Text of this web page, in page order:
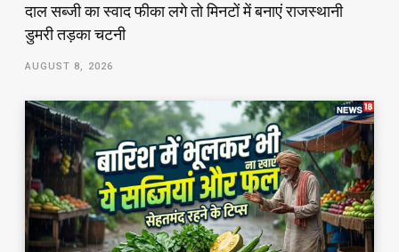
दाल सब्जी का स्वाद फीका लगे तो मिनटों में बनाएं राजस्थानी
डुमरी तड़का चटनी
AUGUST 8, 2026